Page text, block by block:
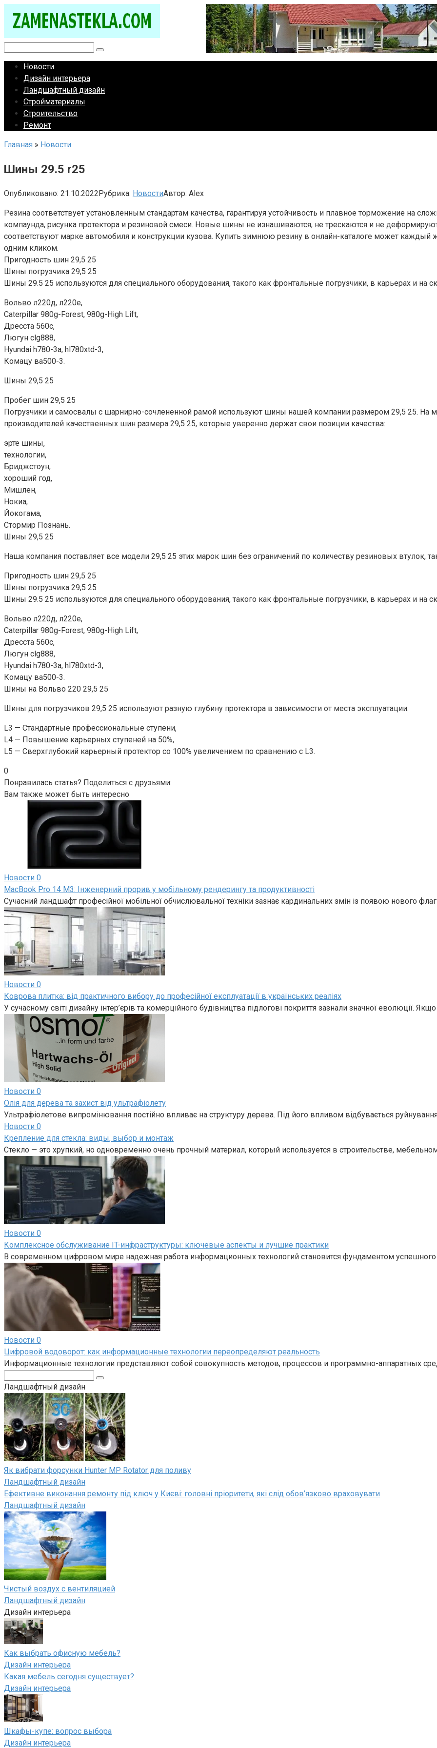
Новости
Дизайн интерьера
Ландшафтный дизайн
Стройматериалы
Строительство
Ремонт
Главная » Новости
Шины 29.5 r25
Опубликовано: 21.10.2022Рубрика: НовостиАвтор: Alex
Резина соответствует установленным стандартам качества, гарантируя устойчивость и плавное торможение на
компаунда, рисунка протектора и резиновой смеси. Новые шины не изнашиваются, не трескаются и не
соответствуют марке автомобиля и конструкции кузова. Купить зимнюю резину в онлайн-каталоге может каждый
одним кликом.
Пригодность шин 29,5 25
Шины погрузчика 29,5 25
Шины 29.5 25 используются для специального оборудования, такого как фронтальные погрузчики, в карьерах и
Вольво л220д, л220е,
Caterpillar 980g-Forest, 980g-High Lift,
Дресста 560с,
Люгун clg888,
Hyundai h780-3a, hl780xtd-3,
Комацу ва500-3.
Шины 29,5 25
Пробег шин 29,5 25
Погрузчики и самосвалы с шарнирно-сочлененной рамой используют шины нашей компании размером 29,5 25. На
производителей качественных шин размера 29,5 25, которые уверенно держат свои позиции качества:
эрте шины,
технологии,
Бриджстоун,
хороший год,
Мишлен,
Нокиа,
Йокогама,
Стормир Познань.
Шины 29,5 25
Наша компания поставляет все модели 29,5 25 этих марок шин без ограничений по количеству резиновых втулок,
Пригодность шин 29,5 25
Шины погрузчика 29,5 25
Шины 29.5 25 используются для специального оборудования, такого как фронтальные погрузчики, в карьерах и
Вольво л220д, л220е,
Caterpillar 980g-Forest, 980g-High Lift,
Дресста 560с,
Люгун clg888,
Hyundai h780-3a, hl780xtd-3,
Комацу ва500-3.
Шины на Вольво 220 29,5 25
Шины для погрузчиков 29,5 25 используют разную глубину протектора в зависимости от места эксплуатации:
L3 — Стандартные профессиональные ступени,
L4 — Повышение карьерных ступеней на 50%,
L5 — Сверхглубокий карьерный протектор со 100% увеличением по сравнению с L3.
0
Понравилась статья? Поделиться с друзьями:
Вам также может быть интересно
Новости 0
MacBook Pro 14 M3: Інженерний прорив у мобільному рендерингу та продуктивності
Сучасний ландшафт професійної мобільної обчислювальної техніки зазнає кардинальних змін із появою нового
Новости 0
Коврова плитка: від практичного вибору до професійної експлуатації в українських реаліях
У сучасному світі дизайну інтер’єрів та комерційного будівництва підлогові покриття зазнали значної еволюції. Якщо
Новости 0
Олія для дерева та захист від ультрафіолету
Ультрафіолетове випромінювання постійно впливає на структуру дерева. Під його впливом відбувається
Новости 0
Крепление для стекла: виды, выбор и монтаж
Стекло — это хрупкий, но одновременно очень прочный материал, который используется в строительстве,
Новости 0
Комплексное обслуживание IT-инфраструктуры: ключевые аспекты и лучшие практики
В современном цифровом мире надежная работа информационных технологий становится фундаментом
Новости 0
Цифровой водоворот: как информационные технологии переопределяют реальность
Информационные технологии представляют собой совокупность методов, процессов и программно-аппаратных
Ландшафтный дизайн
Як вибрати форсунки Hunter MP Rotator для поливу
Ландшафтный дизайн
Ефективне виконання ремонту під ключ у Києві: головні пріоритети, які слід обов’язково враховувати
Ландшафтный дизайн
Чистый воздух с вентиляцией
Ландшафтный дизайн
Дизайн интерьера
Как выбрать офисную мебель?
Дизайн интерьера
Какая мебель сегодня существует?
Дизайн интерьера
Шкафы-купе: вопрос выбора
Дизайн интерьера